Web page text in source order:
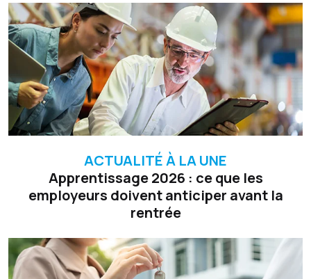
ACTUALITÉ À LA UNE
Apprentissage 2026 : ce que les
employeurs doivent anticiper avant la
rentrée